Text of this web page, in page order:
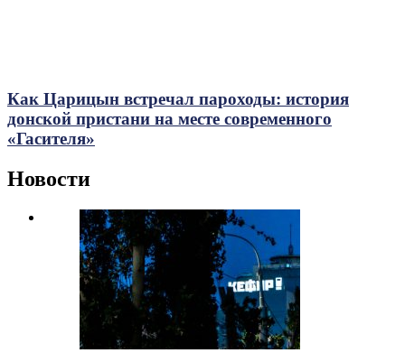
Как Царицын встречал пароходы: история
донской пристани на месте современного
«Гасителя»
Новости